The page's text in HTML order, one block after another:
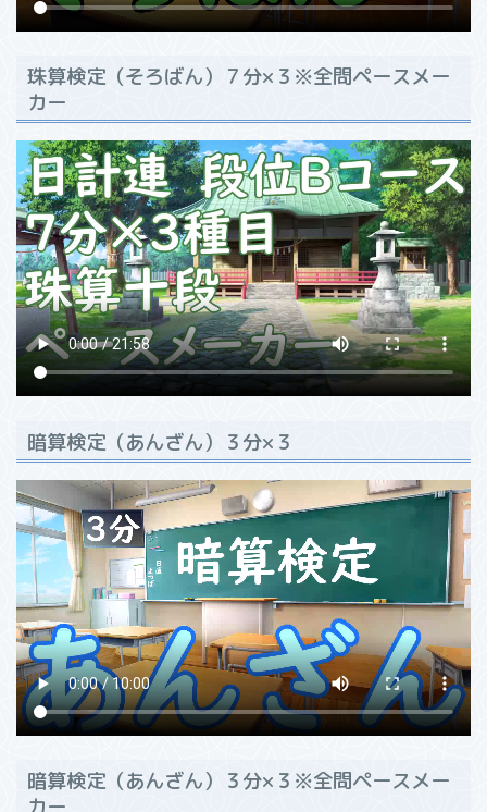
珠算検定（そろばん）７分×３※全問ペースメー
カー
暗算検定（あんざん）３分×３
暗算検定（あんざん）３分×３※全問ペースメー